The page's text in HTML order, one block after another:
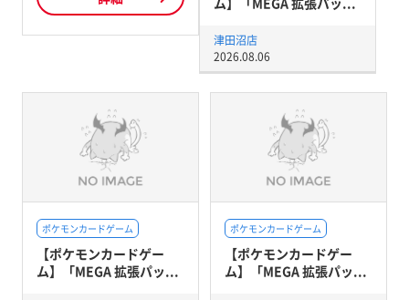
津田沼店
2026.08.06
ポケモンカードゲーム
【ポケモンカードゲー
ム】「MEGA 拡張パッ...
ポケモンカードゲーム
【ポケモンカードゲー
ム】「MEGA 拡張パッ...